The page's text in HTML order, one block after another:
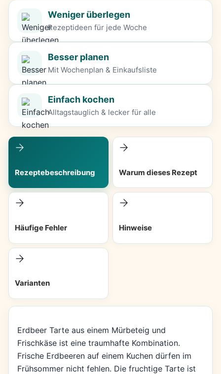
Weniger überlegen
Rezeptideen für jede Woche
Besser planen
Mit Wochenplan & Einkaufsliste
Einfach kochen
Alltagstauglich & lecker für alle
Rezeptebeschreibung Warum dieses Rezept
Häufige Fehler Hinweise
Varianten
Erdbeer Tarte aus einem Mürbeteig und
Frischkäse ist eine traumhafte Kombination.
Frische Erdbeeren auf einem Kuchen dürfen im
Frühsommer nicht fehlen. Die fruchtige Tarte ist